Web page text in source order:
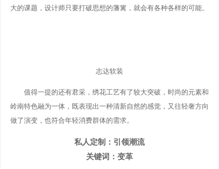
大的课题，设计师只要打破思想的藩篱，就会有各种各样的可能。
志达软装
值得一提的还有君采，绣花工艺有了较大突破，时尚的元素和
岭南特色融为一体，既表现出一种清新自然的感觉，又往轻奢方向
做了演变，也符合年轻消费群体的需求。
私人定制：引领潮流
关键词：变革